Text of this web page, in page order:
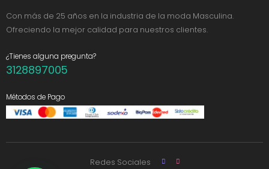
Con más de 25 años en la industria de la moda Masculina.
Ofreciendo la mejor calidad para nuestros clientes.
¿Tienes alguna pregunta?
3128897005
Métodos de Pago
Redes Sociales